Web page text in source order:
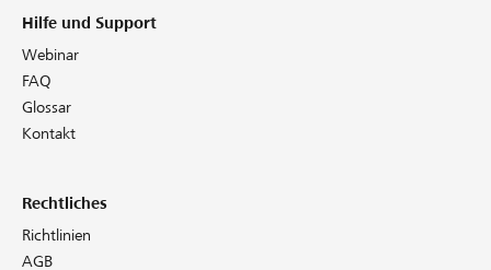
Hilfe und Support
Webinar
FAQ
Glossar
Kontakt
Rechtliches
Richtlinien
AGB